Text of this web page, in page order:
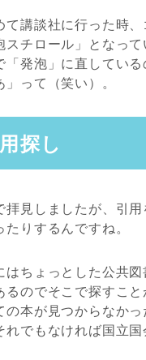
て講談社に行った時
チロール」となって
発泡」に直している
」って（笑い）。
探し
見しましたが、引用
りするんですね。
はちょっとした公共
るのでそこで探すこ
の本が見つからなか
れでもなければ国立